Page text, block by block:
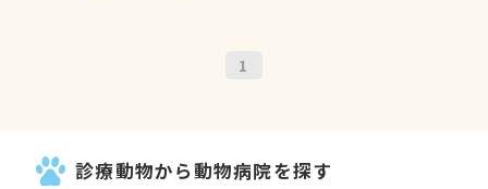
1
診療動物から動物病院を探す